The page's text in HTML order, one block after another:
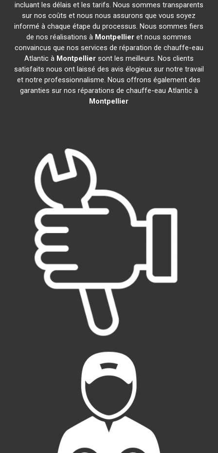
incluant les délais et les tarifs. Nous sommes transparents
sur nos coûts et nous nous assurons que vous soyez
informé à chaque étape du processus. Nous sommes fiers
de nos réalisations à Montpellier et nous sommes
convaincus que nos services de réparation de chauffe-eau
Atlantic à Montpelliersont les meilleurs. Nos clients
satisfaits nous ont laissé des avis élogieux sur notre travail
et notre professionnalisme. Nous offrons également des
garanties sur nos réparations de chauffe-eau Atlantic à
Montpellier